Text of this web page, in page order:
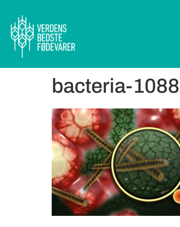
bacteria-